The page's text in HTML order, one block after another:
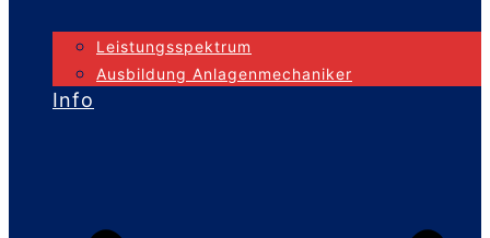
Leistungsspektrum
Ausbildung Anlagenmechaniker
Info